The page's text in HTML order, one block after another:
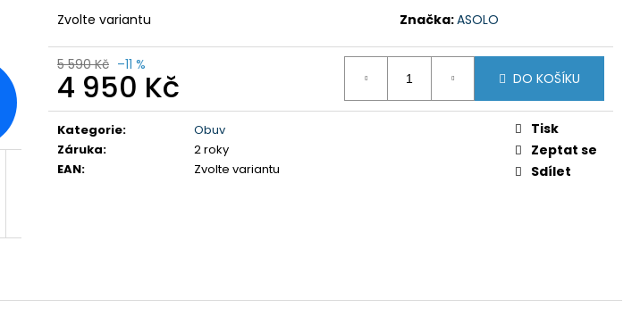
Zvolte variantu Značka:ASOLO
5 590 Kč –11 %
4 950 Kč
Měrná
cena:
DO KOŠÍKU
Kategorie:
Obuv
Záruka:
2 roky
EAN: Zvolte variantu
Tisk
Zeptat se
Sdílet
990 Kč
Původně:1 590 Kč